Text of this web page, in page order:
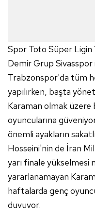
Spor Toto Süper Ligin
Demir Grup Sivasspor
Trabzonspor'da tüm
yapılırken, başta
Karaman olmak
oyuncularına
önemli ayakların
Hosseini'nin de İran
yarı finale yükselmesi
yararlanamayan
haftalarda genç
duyuyor.